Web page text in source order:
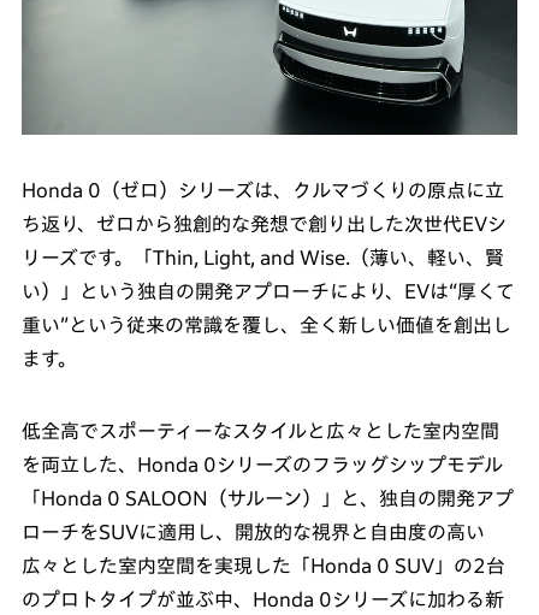
Honda 0（ゼロ）シリーズは、クルマづくりの原点に立
ち返り、ゼロから独創的な発想で創り出した次世代EVシ
リーズです。「Thin, Light, and Wise.（薄い、軽い、賢
い）」という独自の開発アプローチにより、EVは“厚くて
重い”という従来の常識を覆し、全く新しい価値を創出し
ます。
低全高でスポーティーなスタイルと広々とした室内空間
を両立した、Honda 0シリーズのフラッグシップモデル
「Honda 0 SALOON（サルーン）」と、独自の開発アプ
ローチをSUVに適用し、開放的な視界と自由度の高い
広々とした室内空間を実現した「Honda 0 SUV」の2台
のプロトタイプが並ぶ中、Honda 0シリーズに加わる新